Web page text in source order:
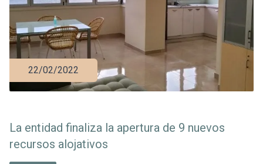
22/02/2022
La entidad finaliza la apertura de 9 nuevos
recursos alojativos